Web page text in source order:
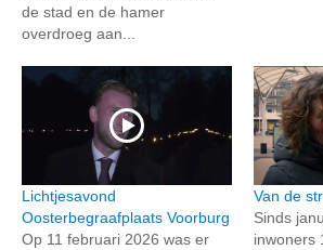
de stad en de hamer
overdroeg aan...
Lichtjesavond
Oosterbegraafplaats Voorburg
Op 11 februari 2026 was er
Van de
Sinds
inwoners